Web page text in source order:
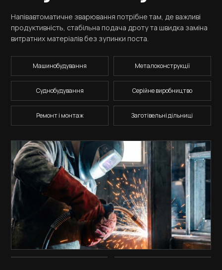
Напівавтоматичне зварювання потрібне там, де важливі
продуктивність, стабільна подача дроту та швидка заміна
витратних матеріалів без зупинки поста.
Машинобудування Металоконструкції
Суднобудування Серійне виробництво
Ремонт і монтаж Заготівельні дільниці